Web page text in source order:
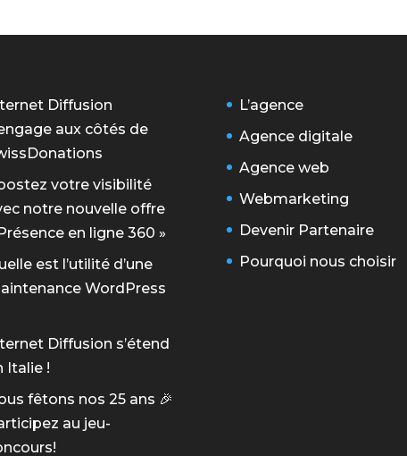
Diffusion
aux côtés de
votre visibilité
notre nouvelle offre
en ligne 360 »
est l’utilité d’une
WordPress
Diffusion s’étend
Italie !
fêtons nos 25 ans 🎉
au jeu-
L’agence
Agence digitale
Agence web
Webmarketing
Devenir Partenaire
Pourquoi nous choisir